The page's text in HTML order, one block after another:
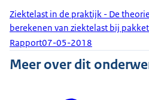
Ziektelast in de praktijk - De
berekenen van ziektelast bij
Rapport07-05-2018
Meer over dit